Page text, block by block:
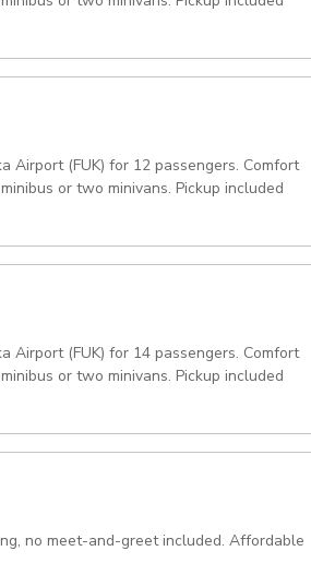
Airport (FUK) for 12 passengers. Comfort
or two minivans. Pickup included
Airport (FUK) for 14 passengers. Comfort
or two minivans. Pickup included
no meet-and-greet included. Affordable